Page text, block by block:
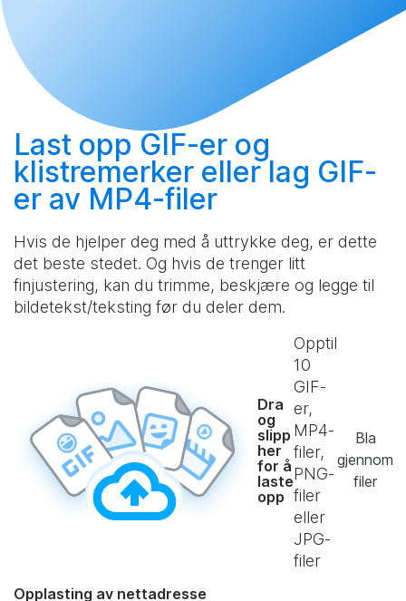
Last opp GIF-er og
klistremerker ellerlag GIF-
er av MP4-filer
Hvis de hjelper deg med å uttrykke deg, er dette
det beste stedet. Og hvis de trenger litt
finjustering, kan du trimme, beskjære og legge til
bildetekst/teksting før du deler dem.
Dra
og
slipp
her
for å
laste
opp
Opptil
10
GIF-
er,
MP4-
filer,
PNG-
filer
eller
JPG-
filer
Bla
gjennom
filer
Opplasting av nettadresse